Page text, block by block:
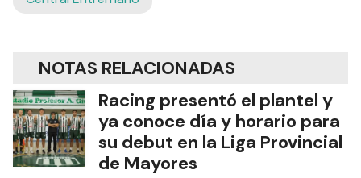
NOTAS RELACIONADAS
Racing presentó el plantel y
ya conoce día y horario para
su debut en la Liga Provincial
de Mayores